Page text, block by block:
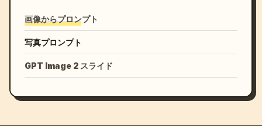
画像からプロンプト
写真プロンプト
GPT Image 2 スライド